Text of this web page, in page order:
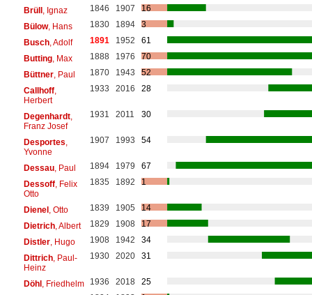
Brüll, Ignaz 1846 1907
16
Bülow, Hans 1830 1894
3
Busch, Adolf 1891 1952
61
Butting, Max 1888 1976
70
Büttner, Paul 1870 1943
52
Callhoff,
Herbert
1933 2016 28
Degenhardt,
Franz Josef
1931 2011 30
Desportes
Yvonne
1907 1993 54
Dessau, Paul 1894 1979
67
Dessoff, Felix
Otto
1835 1892 1
Dienel, Otto 1839 1905
14
Dietrich, Albert 1829 1908
17
Distler, Hugo 1908 1942
34
Dittrich, Paul-
Heinz
1930 2020 31
Döhl, Friedhelm 1936 2018
25